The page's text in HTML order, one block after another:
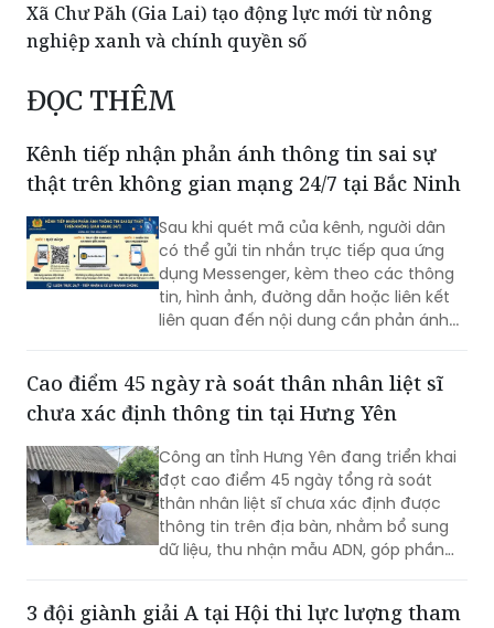
Xã Chư Păh (Gia Lai) tạo động lực mới từ nông
nghiệp xanh và chính quyền số
ĐỌC THÊM
Kênh tiếp nhận phản ánh thông tin sai sự
thật trên không gian mạng 24/7 tại Bắc Ninh
Sau khi quét mã của kênh, người dân
có thể gửi tin nhắn trực tiếp qua ứng
dụng Messenger, kèm theo các thông
tin, hình ảnh, đường dẫn hoặc liên kết
liên quan đến nội dung cần phản ánh...
Cao điểm 45 ngày rà soát thân nhân liệt sĩ
chưa xác định thông tin tại Hưng Yên
Công an tỉnh Hưng Yên đang triển khai
đợt cao điểm 45 ngày tổng rà soát
thân nhân liệt sĩ chưa xác định được
thông tin trên địa bàn, nhằm bổ sung
dữ liệu, thu nhận mẫu ADN, góp phần
3 đội giành giải A tại Hội thi lực lượng tham